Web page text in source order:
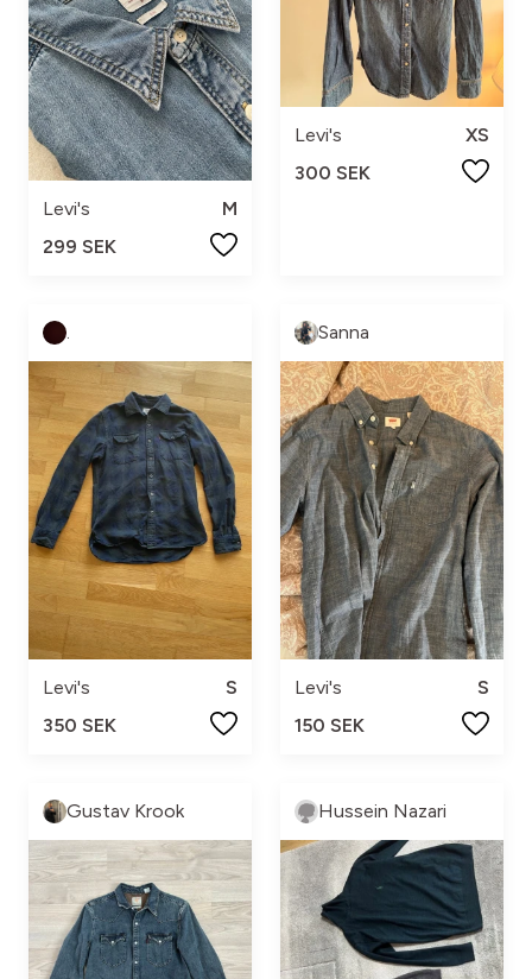
Levi's
M
299 SEK
Levi's
XS
300 SEK
.
Levi's
S
350 SEK
Sanna
Levi's
S
150 SEK
Gustav Krook Hussein Nazari